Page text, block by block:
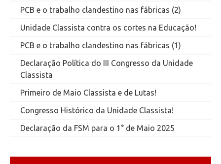
PCB e o trabalho clandestino nas fábricas (2)
Unidade Classista contra os cortes na Educação!
PCB e o trabalho clandestino nas fábricas (1)
Declaração Política do III Congresso da Unidade
Classista
Primeiro de Maio Classista e de Lutas!
Congresso Histórico da Unidade Classista!
Declaração da FSM para o 1° de Maio 2025